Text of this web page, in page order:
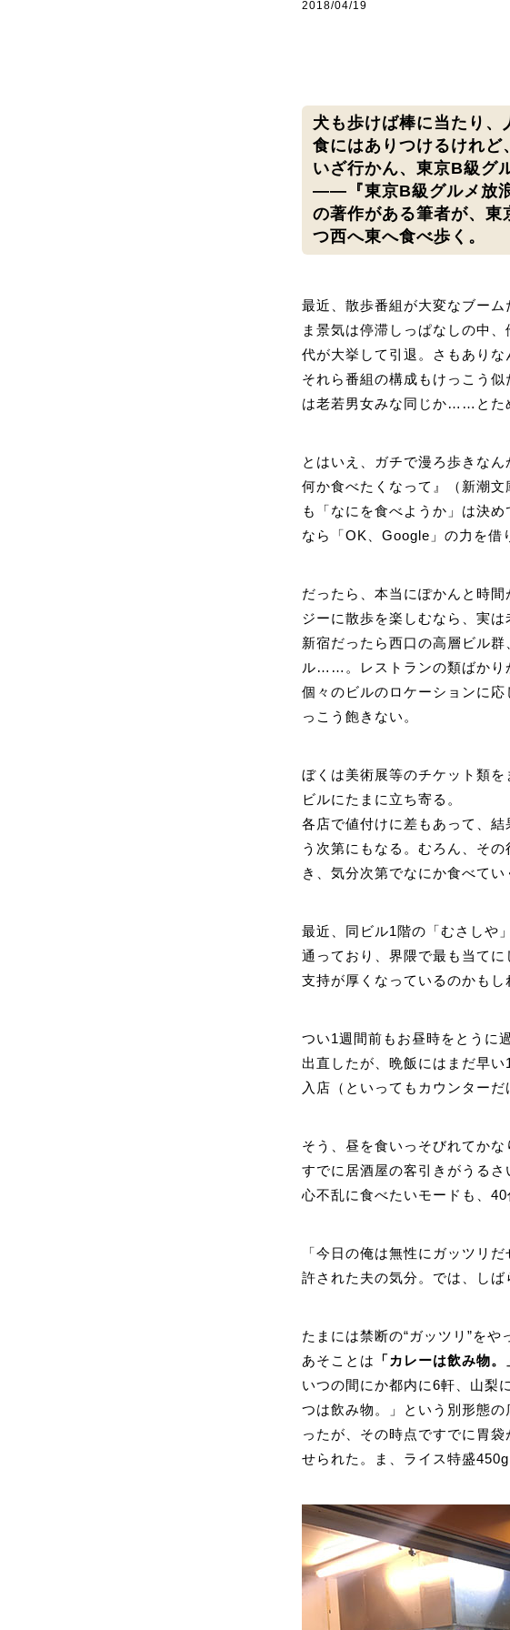
2018/04/19
犬も歩けば棒に当たり
食にはありつけるけれど
いざ行かん、東京B級グ
――『東京B級グルメ放浪
の著作がある筆者が、東
つ西へ東へ食べ歩く。
最近、散歩番組が大変なブー
ま景気は停滞しっぱなしの中
代が大挙して引退。さもありな
それら番組の構成もけっこう
は老若男女みな同じか……とた
とはいえ、ガチで漫ろ歩きな
何か食べたくなって』（新潮
も「なにを食べようか」は決
なら「OK、Google」の力を借
だったら、本当にぽかんと時
ジーに散歩を楽しむなら、実は
新宿だったら西口の高層ビル
ル……。レストランの類ばかり
個々のビルのロケーションに
っこう飽きない。
ぼくは美術展等のチケット類
ビルにたまに立ち寄る。
各店で値付けに差もあって、
う次第にもなる。むろん、そ
き、気分次第でなにか食べてい
最近、同ビル1階の「むさしや
通っており、界隈で最も当て
支持が厚くなっているのかもし
つい1週間前もお昼時をとうに
出直したが、晩飯にはまだ早
入店（といってもカウンターだ
そう、昼を食いっそびれてかな
すでに居酒屋の客引きがうる
心不乱に食べたいモードも、
「今日の俺は無性にガッツリ
許された夫の気分。では、し
たまには禁断の“ガッツリ”をや
あそことは
「カレーは飲み物。
いつの間にか都内に6軒、山梨
つは飲み物。」という別形態
ったが、その時点ですでに胃
せられた。ま、ライス特盛